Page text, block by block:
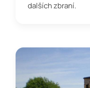
dalších zbraní.